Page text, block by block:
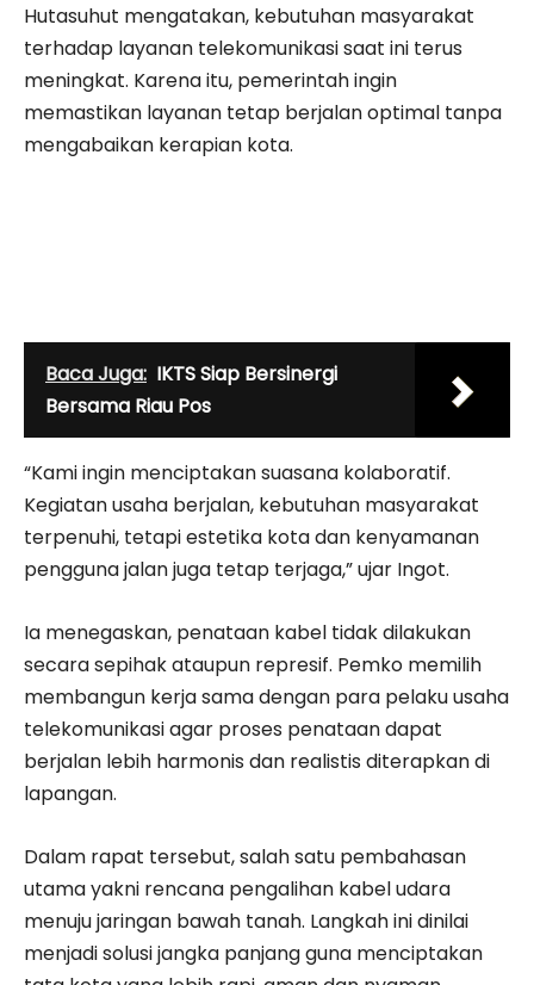
Hutasuhut mengatakan, kebutuhan masyarakat
terhadap layanan telekomunikasi saat ini terus
meningkat. Karena itu, pemerintah ingin
memastikan layanan tetap berjalan optimal tanpa
mengabaikan kerapian kota.
Baca Juga: IKTS Siap Bersinergi
Bersama Riau Pos
“Kami ingin menciptakan suasana kolaboratif.
Kegiatan usaha berjalan, kebutuhan masyarakat
terpenuhi, tetapi estetika kota dan kenyamanan
pengguna jalan juga tetap terjaga,” ujar Ingot.
Ia menegaskan, penataan kabel tidak dilakukan
secara sepihak ataupun represif. Pemko memilih
membangun kerja sama dengan para pelaku usaha
telekomunikasi agar proses penataan dapat
berjalan lebih harmonis dan realistis diterapkan di
lapangan.
Dalam rapat tersebut, salah satu pembahasan
utama yakni rencana pengalihan kabel udara
menuju jaringan bawah tanah. Langkah ini dinilai
menjadi solusi jangka panjang guna menciptakan